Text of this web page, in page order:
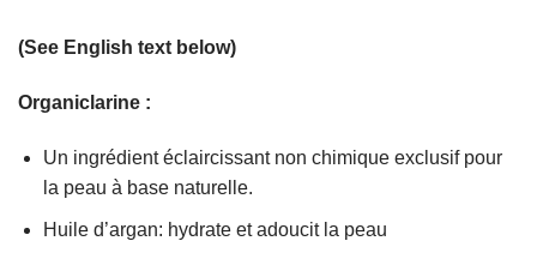
(See English text below)
Organiclarine :
Un ingrédient éclaircissant non chimique exclusif pour
la peau à base naturelle.
Huile d’argan: hydrate et adoucit la peau